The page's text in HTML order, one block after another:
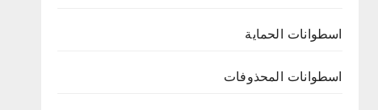
اسطوانات الحماية
اسطوانات المحذوفات